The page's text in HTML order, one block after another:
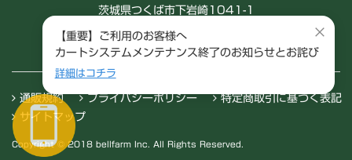
茨城県つくば市下岩崎1041-1
通販規約 プライバシーポリシー
特定商取引に基づく表記
サイトマップ
Copyright © 2018 bellfarm Inc. All Rights Reserved.
【重要】ご利用のお客様へ
カートシステムメンテナンス終了のお知らせとお詫び
詳細はコチラ
×